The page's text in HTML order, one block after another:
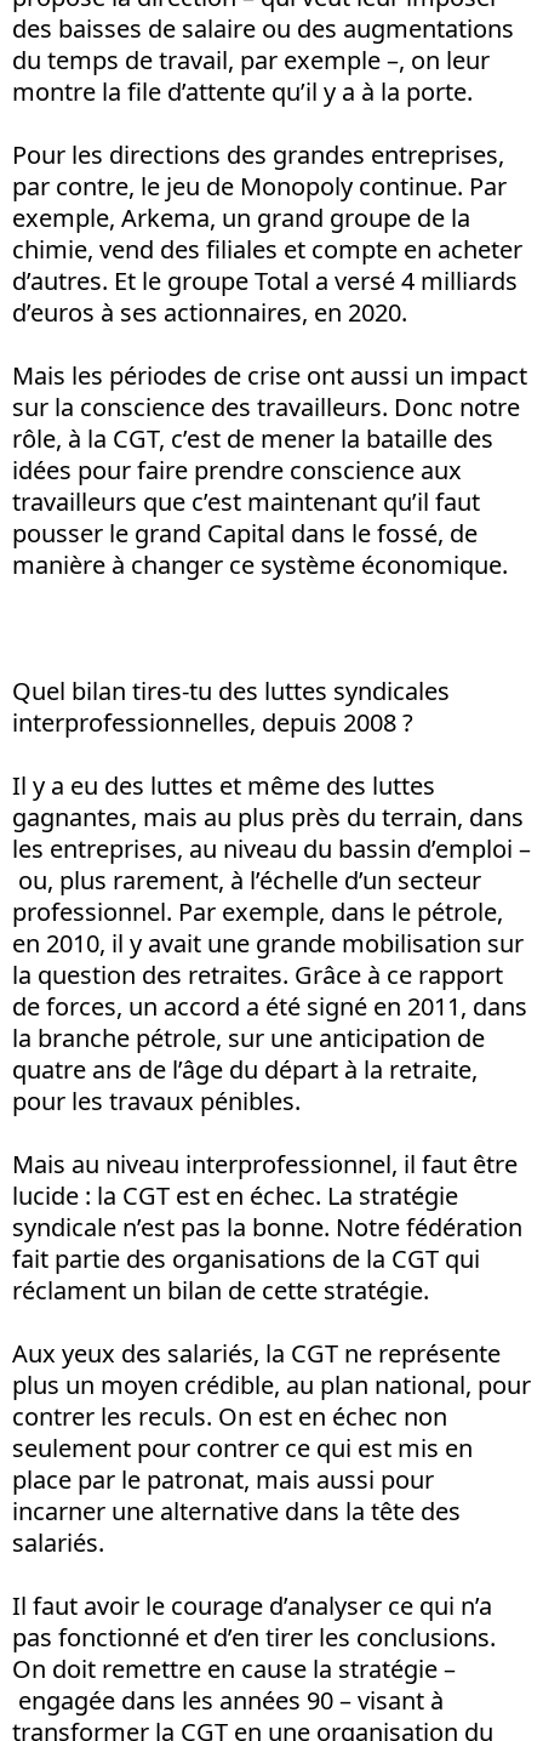
des baisses de salaire ou des augmentations
du temps de travail, par exemple –, on leur
montre la file d’attente qu’il y a à la porte.
Pour les directions des grandes entreprises,
par contre, le jeu de Monopoly continue. Par
exemple, Arkema, un grand groupe de la
chimie, vend des filiales et compte en acheter
d’autres. Et le groupe Total a versé 4 milliards
d’euros à ses actionnaires, en 2020.
Mais les périodes de crise ont aussi un impact
sur la conscience des travailleurs. Donc notre
rôle, à la CGT, c’est de mener la bataille des
idées pour faire prendre conscience aux
travailleurs que c’est maintenant qu’il faut
pousser le grand Capital dans le fossé, de
manière à changer ce système économique.
Quel bilan tires-tu des luttes syndicales
interprofessionnelles, depuis 2008 ?
Il y a eu des luttes et même des luttes
gagnantes, mais au plus près du terrain, dans
les entreprises, au niveau du bassin d’emploi –
ou, plus rarement, à l’échelle d’un secteur
professionnel. Par exemple, dans le pétrole,
en 2010, il y avait une grande mobilisation sur
la question des retraites. Grâce à ce rapport
de forces, un accord a été signé en 2011, dans
la branche pétrole, sur une anticipation de
quatre ans de l’âge du départ à la retraite,
pour les travaux pénibles.
Mais au niveau interprofessionnel, il faut être
lucide : la CGT est en échec. La stratégie
syndicale n’est pas la bonne. Notre fédération
fait partie des organisations de la CGT qui
réclament un bilan de cette stratégie.
Aux yeux des salariés, la CGT ne représente
plus un moyen crédible, au plan national, pour
contrer les reculs. On est en échec non
seulement pour contrer ce qui est mis en
place par le patronat, mais aussi pour
incarner une alternative dans la tête des
salariés.
Il faut avoir le courage d’analyser ce qui n’a
pas fonctionné et d’en tirer les conclusions.
On doit remettre en cause la stratégie –
engagée dans les années 90 – visant à
transformer la CGT en une organisation du